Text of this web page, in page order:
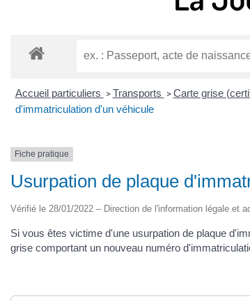
Accueil particuliers > Transports > Carte grise
d'immatriculation d'un véhicule
Fiche pratique
Usurpation de plaque
Vérifié le 28/01/2022 – Direction de l'information légale et
Si vous êtes victime d'une usurpation de plaque
grise comportant un nouveau numéro